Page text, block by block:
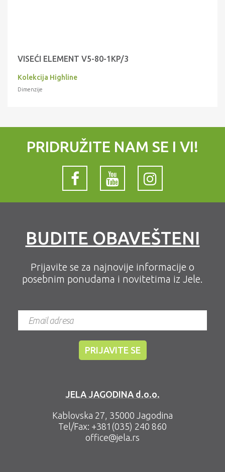
VISEĆI ELEMENT V5-80-1KP/3
Kolekcija Highline
Dimenzije
PRIDRUŽITE NAM SE I VI!
BUDITE OBAVEŠTENI
Prijavite se za najnovije informacije o
posebnim ponudama i novitetima iz Jele.
JELA JAGODINA d.o.o.
Kablovska 27, 35000 Jagodina
Tel/Fax: +381(035) 240 860
office@jela.rs